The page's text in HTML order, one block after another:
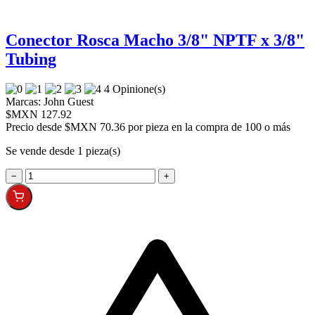
Conector Rosca Macho 3/8" NPTF x 3/8"
Tubing
4 Opinione(s)
Marcas: John Guest
$MXN 127.92
Precio desde $MXN 70.36 por pieza en la compra de 100 o más
Se vende desde 1 pieza(s)
− +